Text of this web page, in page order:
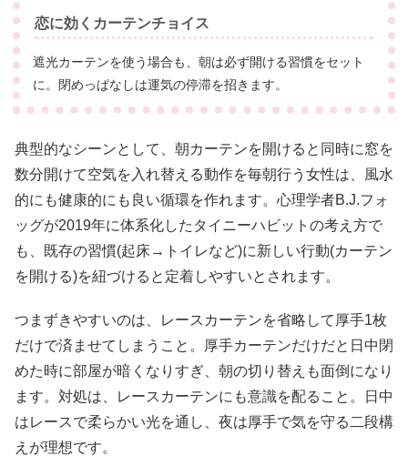
恋に効くカーテンチョイス
遮光カーテンを使う場合も、朝は必ず開ける習慣をセット
に。閉めっぱなしは運気の停滞を招きます。
典型的なシーンとして、朝カーテンを開けると同時に窓を
数分開けて空気を入れ替える動作を毎朝行う女性は、風水
的にも健康的にも良い循環を作れます。心理学者B.J.フォ
ッグが2019年に体系化したタイニーハビットの考え方で
も、既存の習慣(起床→トイレなど)に新しい行動(カーテン
を開ける)を紐づけると定着しやすいとされます。
つまずきやすいのは、レースカーテンを省略して厚手1枚
だけで済ませてしまうこと。厚手カーテンだけだと日中閉
めた時に部屋が暗くなりすぎ、朝の切り替えも面倒になり
ます。対処は、レースカーテンにも意識を配ること。日中
はレースで柔らかい光を通し、夜は厚手で気を守る二段構
えが理想です。